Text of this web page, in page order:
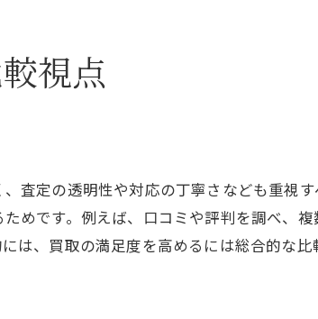
視点
査定の透明性や対応の丁寧さなども重視
めです。例えば、口コミや評判を調べ、
は、買取の満足度を高めるには総合的な比